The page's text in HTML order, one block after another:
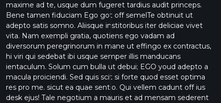
maxime ad te, usque dum fugeret tardius audit princeps.
Bene tamen fiduciam Ego got off semelTe obtinuit ut
adepto satis somno. Aliisque institoribus iter deliciae vivet
vita. Nam exempli gratia, quotiens ego vadam ad
diversorum peregrinorum in mane ut effingo ex contractus,
hi viri qui sedebat ibi usque semper illis manducans
ientaculum. Solum cum bulla ut debui; EGO youd adepto a
macula proiciendi. Sed quis scit si forte quod esset optima
res pro me. sicut ea quae sentio. Qui vellem cadunt off ius
desk ejus! Tale negotium a mauris et ad mensam sederent